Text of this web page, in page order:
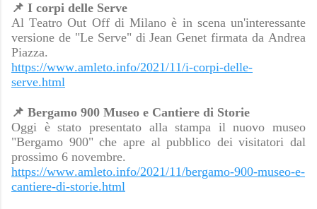
📌 I corpi delle Serve
Al Teatro Out Off di Milano è in scena un'interessante
versione de "Le Serve" di Jean Genet firmata da Andrea
Piazza.
https://www.amleto.info/2021/11/i-corpi-delle-
serve.html
📌 Bergamo 900 Museo e Cantiere di Storie
Oggi è stato presentato alla stampa il nuovo museo
"Bergamo 900" che apre al pubblico dei visitatori dal
prossimo 6 novembre.
https://www.amleto.info/2021/11/bergamo-900-museo-e-
cantiere-di-storie.html